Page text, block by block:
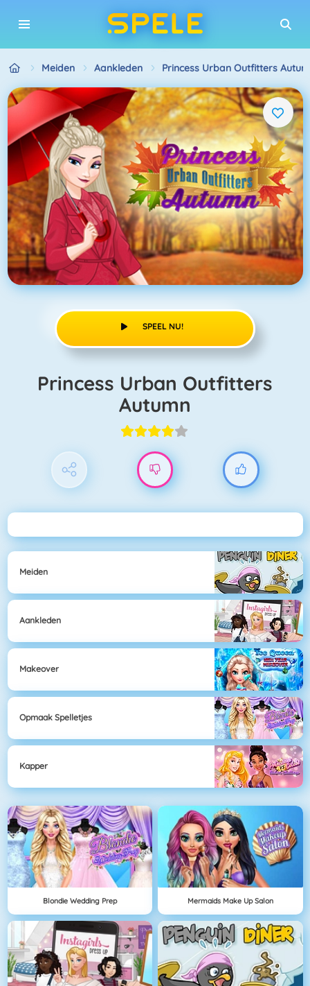
Meiden Aankleden Princess Urban Outfitters
SPEEL NU!
Princess Urban Outfitters
Autumn
Meiden
Aankleden
Makeover
Opmaak Spelletjes
Kapper
Blondie Wedding Prep Mermaids Make Up Salon